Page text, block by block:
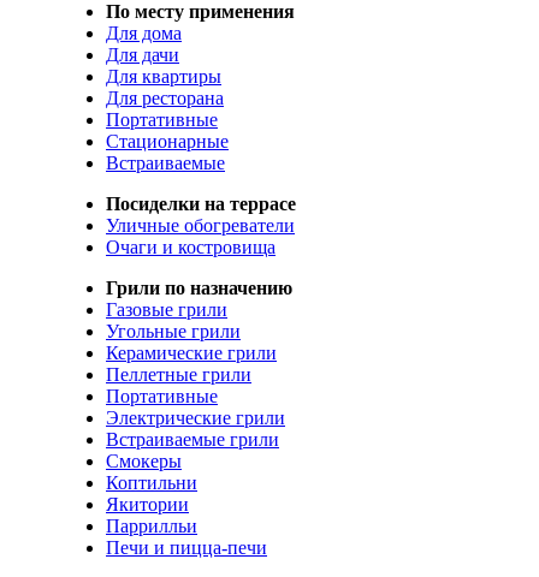
По месту применения
Для дома
Для дачи
Для квартиры
Для ресторана
Портативные
Стационарные
Встраиваемые
Посиделки на террасе
Уличные обогреватели
Очаги и костровища
Грили по назначению
Газовые грили
Угольные грили
Керамические грили
Пеллетные грили
Портативные
Электрические грили
Встраиваемые грили
Смокеры
Коптильни
Якитории
Паррилльи
Печи и пицца-печи